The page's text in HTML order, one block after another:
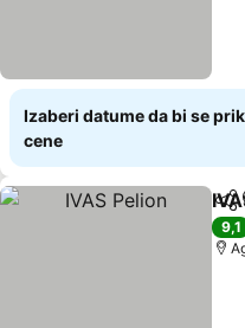
Izaberi datume da bi se
cene
Deli
9,1